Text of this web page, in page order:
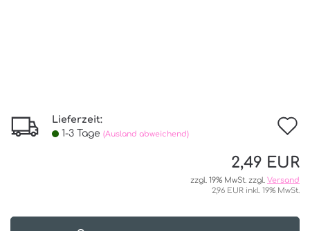
Lieferzeit:
1-3 Tage (Ausland abweichend)
2,49 EUR
zzgl. 19% MwSt. zzgl. Versand
2,96 EUR inkl. 19% MwSt.